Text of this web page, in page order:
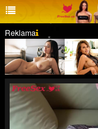
Reklama